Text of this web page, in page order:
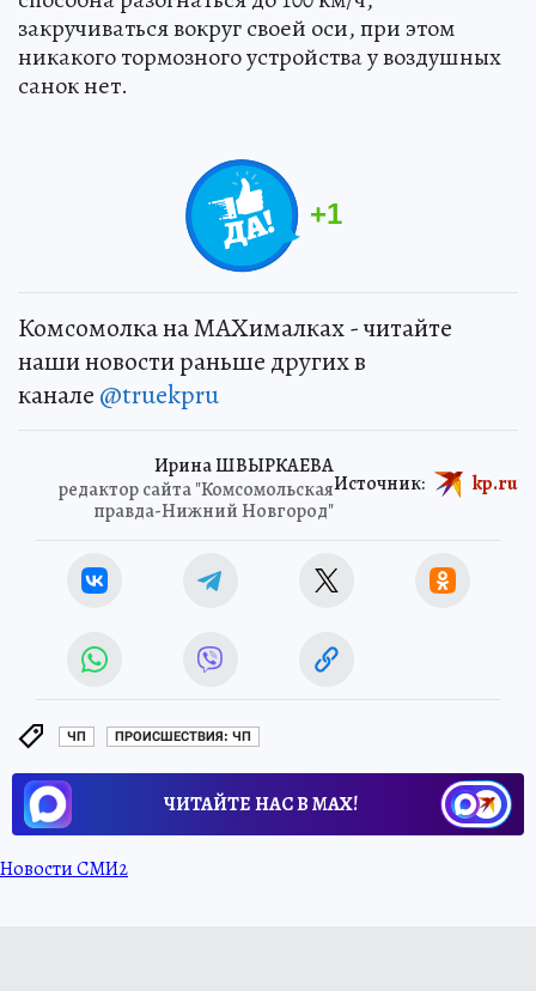
закручиваться вокруг своей оси, при этом
никакого тормозного устройства у воздушных
санок нет.
+1
Комсомолка на MAXималках - читайте
наши новости раньше других в
канале @truekpru
Ирина ШВЫРКАЕВА
редактор сайта "Комсомольская
правда-Нижний Новгород"
Источник: kp.ru
ЧП ПРОИСШЕСТВИЯ: ЧП
ЧИТАЙТЕ НАС В МАХ!
Новости СМИ2